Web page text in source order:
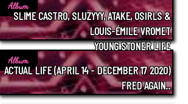
Album
SLIME CASTRO, SLUZYYY, ATAKE, OSIRLS &
LOUIS-ÉMILE VROMET
YOUNG STONER LIFE
Album
ACTUAL LIFE (APRIL 14 - DECEMBER 17 2020)
FRED AGAIN..